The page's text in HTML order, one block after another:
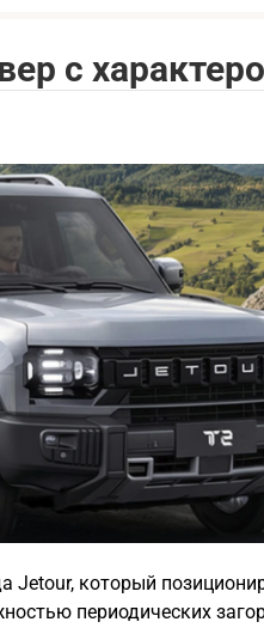
с
Jetour, который
периодических